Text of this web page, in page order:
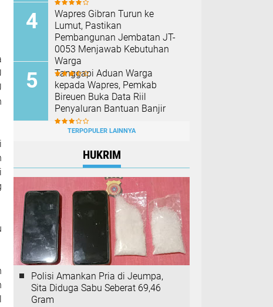
Wapres Gibran Turun ke
Lumut, Pastikan
Pembangunan Jembatan JT-
0053 Menjawab Kebutuhan
Warga
Tanggapi Aduan Warga
kepada Wapres, Pemkab
Bireuen Buka Data Riil
Penyaluran Bantuan Banjir
TERPOPULER LAINNYA
HUKRIM
Polisi Amankan Pria di Jeumpa,
Sita Diduga Sabu Seberat 69,46
Gram